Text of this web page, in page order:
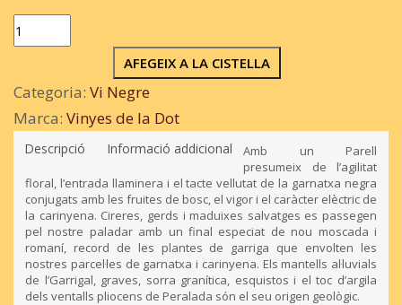
original
12.29€.
actual
11.06€.
quantitat
de
Parell
2019
AFEGEIX A LA CISTELLA
Categoria: Vi Negre
Marca: Vinyes de la Dot
Descripció Informació addicional
Amb un Parell
presumeix de l’agilitat
floral, l’entrada llaminera i el tacte vellutat de la garnatxa negra
conjugats amb les fruites de bosc, el vigor i el caràcter elèctric de
la carinyena. Cireres, gerds i maduixes salvatges es passegen
pel nostre paladar amb un final especiat de nou moscada i
romaní, record de les plantes de garriga que envolten les
nostres parcel·les de garnatxa i carinyena. Els mantells al·luvials
de l’Garrigal, graves, sorra granítica, esquistos i el toc d’argila
dels ventalls pliocens de Peralada són el seu origen geològic.